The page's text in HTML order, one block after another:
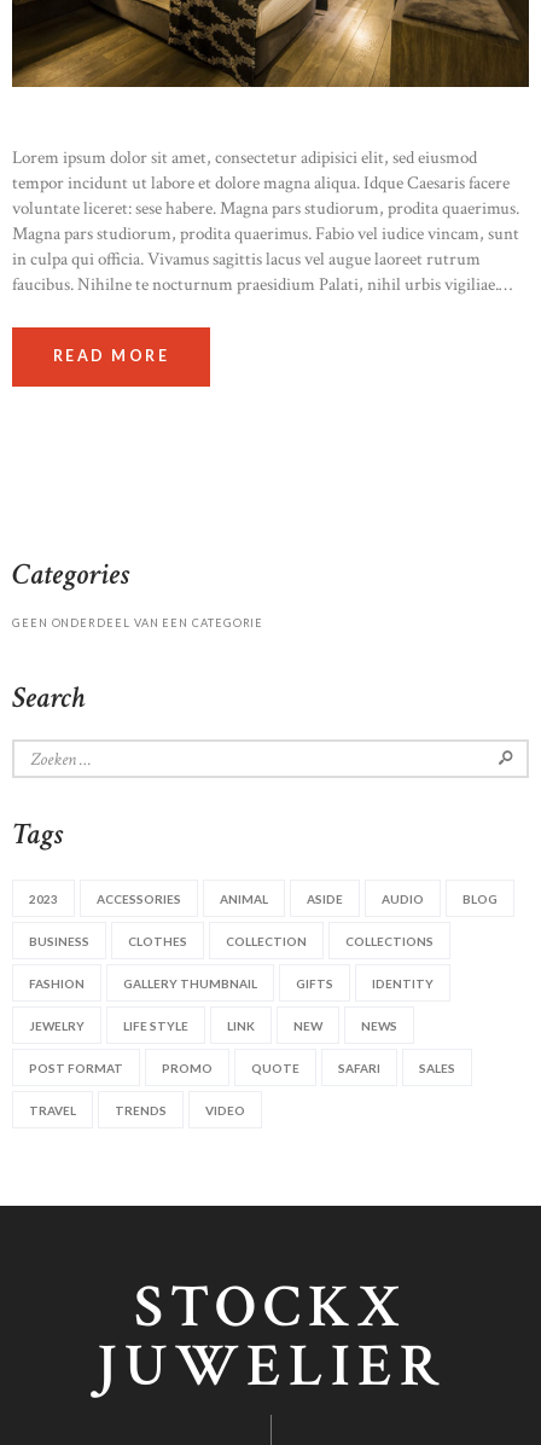
Lorem ipsum dolor sit amet, consectetur adipisici elit, sed eiusmod
tempor incidunt ut labore et dolore magna aliqua. Idque Caesaris facere
voluntate liceret: sese habere. Magna pars studiorum, prodita quaerimus.
Magna pars studiorum, prodita quaerimus. Fabio vel iudice vincam, sunt
in culpa qui officia. Vivamus sagittis lacus vel augue laoreet rutrum
faucibus. Nihilne te nocturnum praesidium Palati, nihil urbis vigiliae.…
READ MORE
Categories
GEEN ONDERDEEL VAN EEN CATEGORIE
Search
Zoeken
naar:
Tags
2023 ACCESSORIES ANIMAL ASIDE AUDIO BLOG
BUSINESS CLOTHES COLLECTION COLLECTIONS
FASHION GALLERY THUMBNAIL GIFTS IDENTITY
JEWELRY LIFE STYLE LINK NEW NEWS
POST FORMAT PROMO QUOTE SAFARI SALES
TRAVEL TRENDS VIDEO
STOCKX
JUWELIER